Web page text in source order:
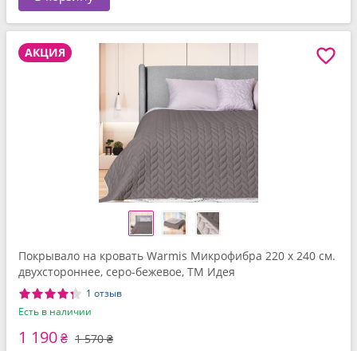
АКЦИЯ
Покрывало на кровать Warmis Микрофибра 220 x 240 см.
двухстороннее, серо-бежевое, ТМ Идея
1 отзыв
Есть в наличии
1 190₴ 1 570 ₴